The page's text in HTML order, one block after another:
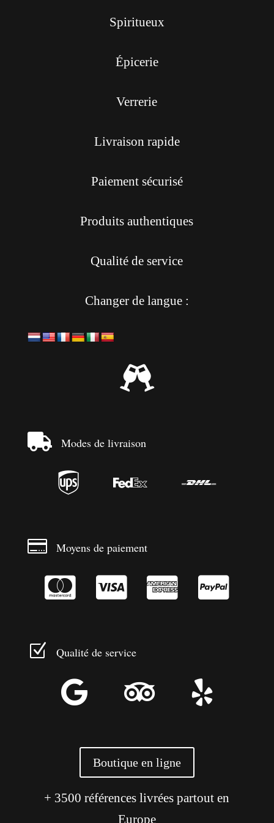
Spiritueux
Épicerie
Verrerie
Livraison rapide
Paiement sécurisé
Produits authentiques
Qualité de service
Changer de langue :

 Modes de livraison
  
 Moyens de paiement
   
Z Qualité de service
  
Boutique en ligne
+ 3500 références livrées partout en
Europe